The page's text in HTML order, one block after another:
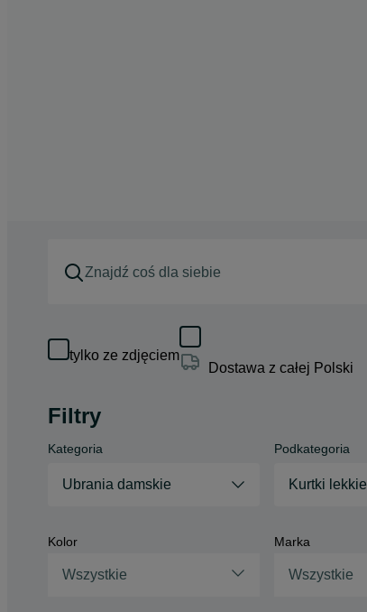
tylko ze zdjęciem
Dostawa z całej Polski
Filtry
Kategoria
Ubrania damskie
Podkategoria
Kurtki lekkie
Kolor
Wszystkie
Marka
Wszystkie